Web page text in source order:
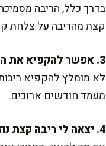
בדרך כלל, הריבה
קצת מהריבה על צלחת
3. אפשר להקפיא את הריבה?
לא מומלץ להקפיא
מעמד חודשים ארוכים.
4. יצאה לי ריבה קצת נוזלית מדי, מה לעשות?